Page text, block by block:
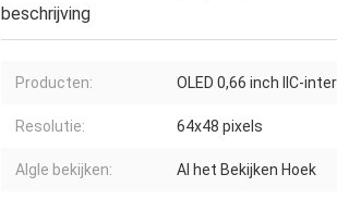
beschrijving
Producten: OLED 0,66 inch IIC-
Resolutie: 64x48 pixels
Algle bekijken: Al het Bekijken Hoek